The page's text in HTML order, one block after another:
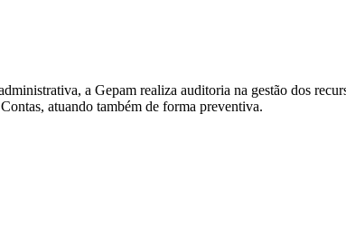
a Gepam realiza auditoria na gestão dos
atuando também de forma preventiva.